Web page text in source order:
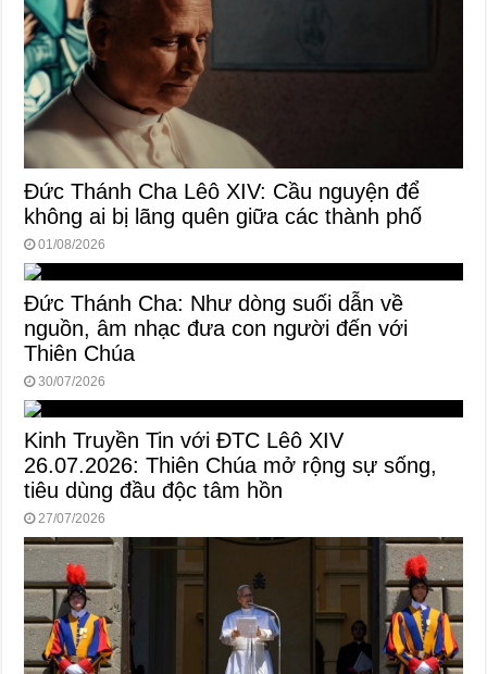
Đức Thánh Cha Lêô XIV: Cầu nguyện để
không ai bị lãng quên giữa các thành phố
01/08/2026
Đức Thánh Cha: Như dòng suối dẫn về
nguồn, âm nhạc đưa con người đến với
Thiên Chúa
30/07/2026
Kinh Truyền Tin với ĐTC Lêô XIV
26.07.2026: Thiên Chúa mở rộng sự sống,
tiêu dùng đầu độc tâm hồn
27/07/2026